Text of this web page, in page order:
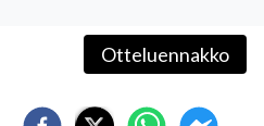
Otteluennakko